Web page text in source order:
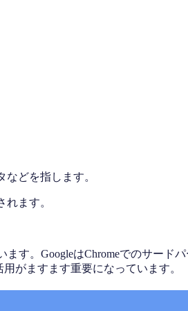
どを指します。
ます。
す。GoogleはChromeでのサード
がますます重要になっています。